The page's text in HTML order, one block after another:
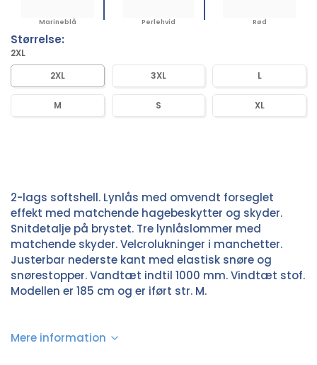
Marineblå Perlehvid Rød
Størrelse:
2XL
2XL
3XL L
M S XL
2-lags softshell. Lynlås med omvendt forseglet
effekt med matchende hagebeskytter og skyder.
Snitdetalje på brystet. Tre lynlåslommer med
matchende skyder. Velcrolukninger i manchetter.
Justerbar nederste kant med elastisk snøre og
snørestopper. Vandtæt indtil 1000 mm. Vindtæt stof.
Modellen er 185 cm og er iført str. M.
Mere information